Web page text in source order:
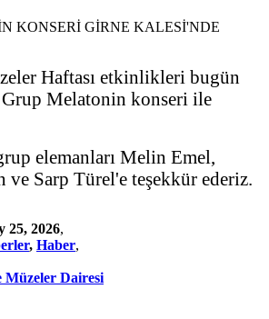
Haftası etkinlikleri bugün
Melatonin konseri ile
elemanları Melin Emel,
ve Sarp Türel'e teşekkür ederiz.
25, 2026,
, Haber,
Müzeler Dairesi